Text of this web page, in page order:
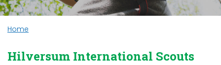
Home
Hilversum International Scouts